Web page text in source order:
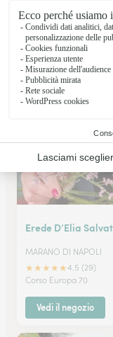
MARANO DI NAPOLI
★★★★★4.6 (46)
Via Padreterno 13
Vedi il negozio
Erede D’Elia
MARANO DI NAPOLI
★★★★★4.5 (29)
Corso Europa 70
Vedi il negozio